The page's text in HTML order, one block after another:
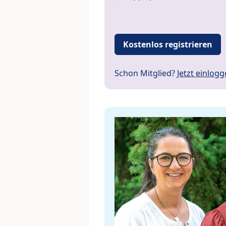
Kostenlos registrieren
Schon Mitglied? Jetzt